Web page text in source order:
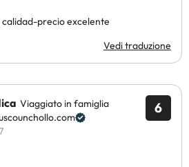
calidad-precio excelente
Vedi traduzione
6
Viaggiato in famiglia